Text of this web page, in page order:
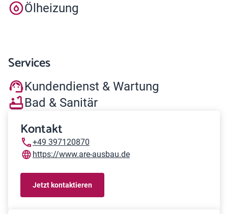
Ölheizung
Services
Kundendienst & Wartung
Bad & Sanitär
Kontakt
+49 397120870
https://www.are-ausbau.de
Jetzt kontaktieren